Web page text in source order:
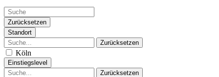
Zurücksetzen
Standort
Zurücksetzen
Köln
Einstiegslevel
Zurücksetzen